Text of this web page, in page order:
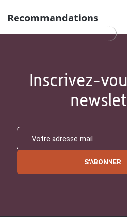
Recommandations
Inscrivez-
S'ABONNER